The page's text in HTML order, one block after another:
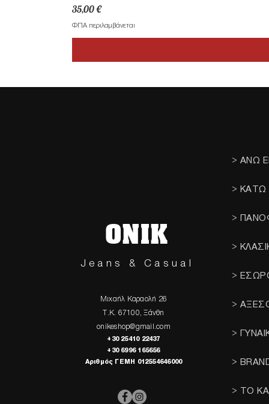
Τιμή
35,00 €
ΦΠΑ περιλαμβάνεται
ONIK
Jeans & Casual
Μιχαήλ Καραολή 26
Τ.Κ. 67100, Ξάνθη
onikeshop@gmail.com
+30 25410 22437
+30 6996 165656
Αριθμός ΓΕΜΗ 012554646000
> ΑΝΩ
> ΚΑΤΩ
>
>
>
>
>
>
> ΤΟ